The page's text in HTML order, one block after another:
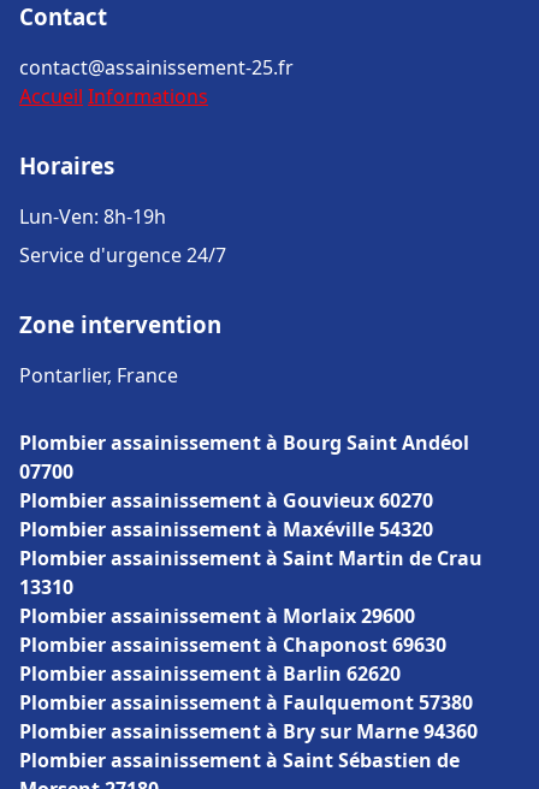
Contact
contact@assainissement-25.fr
Accueil Informations
Horaires
Lun-Ven: 8h-19h
Service d'urgence 24/7
Zone intervention
Pontarlier, France
Plombier assainissement à Bourg Saint Andéol
07700
Plombier assainissement à Gouvieux 60270
Plombier assainissement à Maxéville 54320
Plombier assainissement à Saint Martin de Crau
13310
Plombier assainissement à Morlaix 29600
Plombier assainissement à Chaponost 69630
Plombier assainissement à Barlin 62620
Plombier assainissement à Faulquemont 57380
Plombier assainissement à Bry sur Marne 94360
Plombier assainissement à Saint Sébastien de